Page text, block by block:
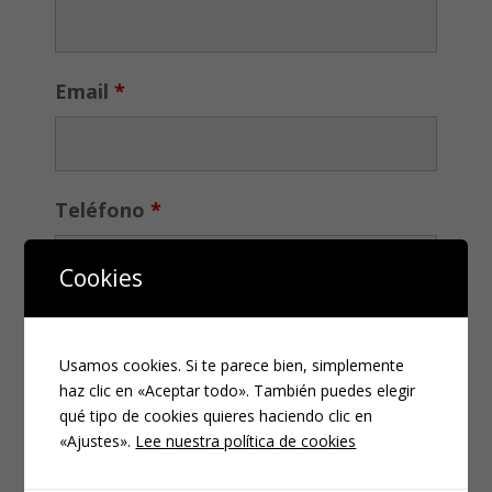
Email *
Teléfono *
Cookies
Usamos cookies. Si te parece bien, simplemente
haz clic en «Aceptar todo». También puedes elegir
qué tipo de cookies quieres haciendo clic en
«Ajustes». Lee nuestra política de cookies